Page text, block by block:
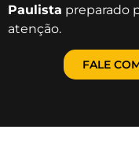
Paulista preparado
atenção.
FALE